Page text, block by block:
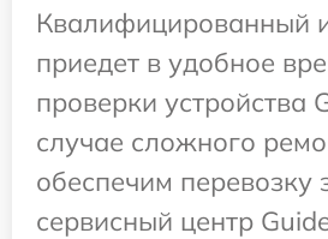
Квалифицированный
приедет в удобное
проверки устройства
случае сложного
обеспечим перевозку
сервисный центр